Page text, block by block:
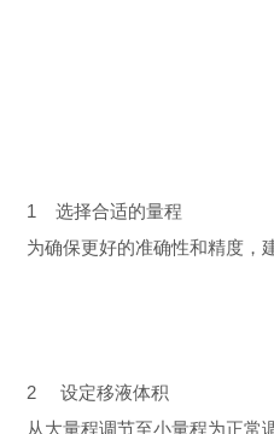
1 选择合适的量程
为确保更好的准确性和精度，
2 设定移液体积
从大量程调节至小量程为正常